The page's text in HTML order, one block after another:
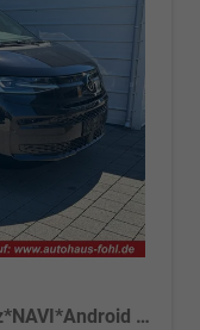
Business 2.0 TDI, DSG AHK*7 Sitz*NAVI*Android Auto*SHZ*Matrix*17"*Kamera*3Z Klimaauto*